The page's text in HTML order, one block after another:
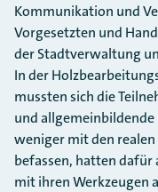
Kommunikation und
Vorgesetzten und
der Stadtverwaltung
In der
mussten sich die
und
weniger mit den
befassen, hatten dafür
mit ihren Werkzeugen